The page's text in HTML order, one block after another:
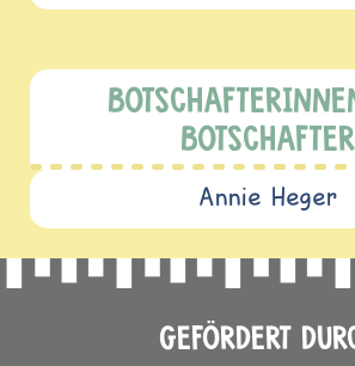
BOTSCHAFTER
Annie Heger
GEFÖRDERT